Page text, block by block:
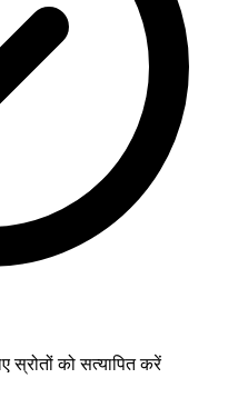
स्रोतों को सत्यापित करें